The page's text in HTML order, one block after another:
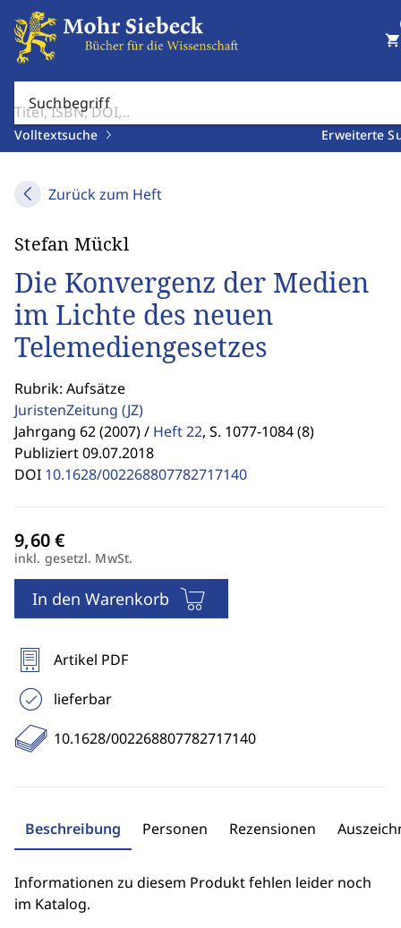
Suchbegriff
Volltextsuche Erweiterte
shopping_cart
Zurück zum Heft
Stefan Mückl
Die Konvergenz der Medien
im Lichte des neuen
Telemediengesetzes
Rubrik: Aufsätze
JuristenZeitung (JZ)
Jahrgang 62 (2007) / Heft 22, S. 1077-1084 (8)
Publiziert 09.07.2018
DOI 10.1628/002268807782717140
inkl. gesetzl. MwSt.
In den Warenkorb
Artikel PDF
lieferbar
10.1628/002268807782717140
Beschreibung Personen Rezensionen
Informationen zu diesem Produkt fehlen leider noch
im Katalog.